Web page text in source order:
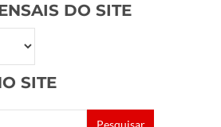
DO SITE
SITE